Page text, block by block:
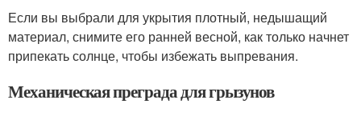
Если вы выбрали для укрытия плотный, недышащий
материал, снимите его ранней весной, как только начнет
припекать солнце, чтобы избежать выпревания.
Механическая преграда для грызунов